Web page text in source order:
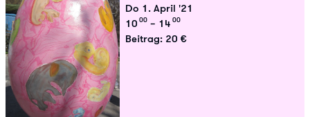
Do 1. April '21
10 00 – 14 00
Beitrag: 20 €